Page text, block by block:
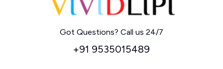
Got Questions? Call us 24/7
+91 9535015489